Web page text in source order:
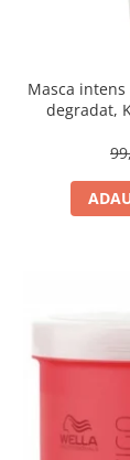
Masca
degradat,